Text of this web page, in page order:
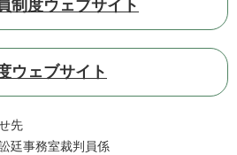
度ウェブサイト
ェブサイト
先
廷事務室裁判員係